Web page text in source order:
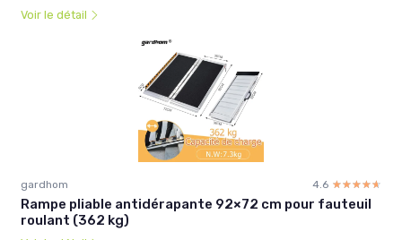
Voir le détail
gardhom 4.6 ☆☆☆☆☆
★★★★★
Rampe pliable antidérapante 92×72 cm pour fauteuil
roulant (362 kg)